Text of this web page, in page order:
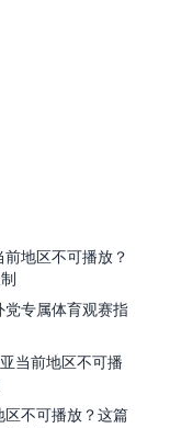
地区不可播放？
专属体育观赛指
当前地区不可播
不可播放？这篇